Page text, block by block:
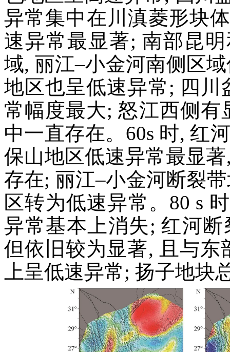
异常集中在川滇菱形块
速异常最显著; 南部昆
域, 丽江–小金河南侧区
地区也呈低速异常; 四
常幅度最大; 怒江西侧
中一直存在。60s 时, 红
保山地区低速异常最显
存在; 丽江–小金河断裂
区转为低速异常。80 s
异常基本上消失; 红河
但依旧较为显著, 且与
上呈低速异常; 扬子地块